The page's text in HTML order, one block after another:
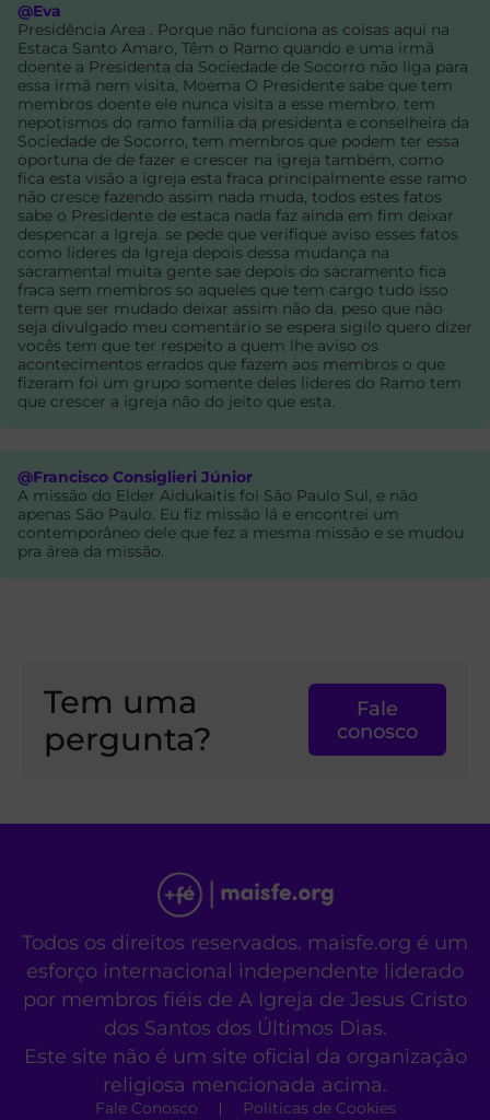
@Eva
Presidência Area . Porque não funciona as coisas aqui na
Estaca Santo Amaro, Têm o Ramo quando e uma irmã
doente a Presidenta da Sociedade de Socorro não liga para
essa irmã nem visita, Moema O Presidente sabe que tem
membros doente ele nunca visita a esse membro. tem
nepotismos do ramo família da presidenta e conselheira da
Sociedade de Socorro, tem membros que podem ter essa
oportuna de de fazer e crescer na igreja também, como
fica esta visão a igreja esta fraca principalmente esse ramo
não cresce fazendo assim nada muda, todos estes fatos
sabe o Presidente de estaca nada faz ainda em fim deixar
despencar a Igreja. se pede que verifique aviso esses fatos
como lideres da Igreja depois dessa mudança na
sacramental muita gente sae depois do sacramento fica
fraca sem membros so aqueles que tem cargo tudo isso
tem que ser mudado deixar assim não da. peso que não
seja divulgado meu comentário se espera sigilo quero dizer
vocês tem que ter respeito a quem lhe aviso os
acontecimentos errados que fazem aos membros o que
fizeram foi um grupo somente deles lideres do Ramo tem
que crescer a igreja não do jeito que esta.
@Francisco Consiglieri Júnior
A missão do Elder Aidukaitis foi São Paulo Sul, e não
apenas São Paulo. Eu fiz missão lá e encontrei um
contemporâneo dele que fez a mesma missão e se mudou
pra área da missão.
Tem uma
pergunta?
Fale
conosco
Todos os direitos reservados. maisfe.org é um
esforço internacional independente liderado
por membros fiéis de A Igreja de Jesus Cristo
dos Santos dos Últimos Dias.
Este site não é um site oficial da organização
religiosa mencionada acima.
Fale Conosco Políticas de Cookies